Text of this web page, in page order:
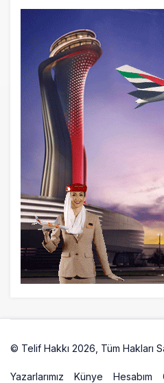
Rio de
Kişi Öldü
20 saat önce
Uçak
Havacılıkta İyi
Oynamaz
21 saat önce
Savunma
Üretim
21 saat önce
Yerli ve milli
Türkiye’de
arabanı sat, ‘pır
21 saat önce
© Telif Hakkı 2026, Tüm Hakları
Yazarlarımız Künye Hesabım